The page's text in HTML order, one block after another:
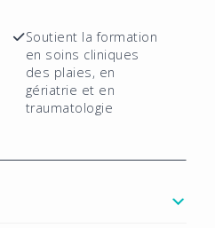
Soutient la formation
en soins cliniques
des plaies, en
gériatrie et en
traumatologie